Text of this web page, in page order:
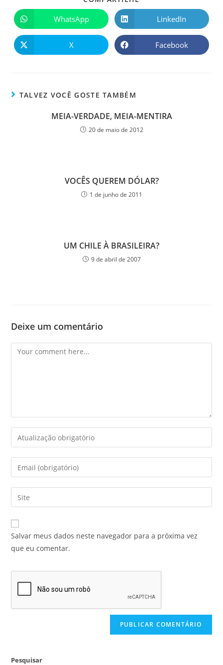
WhatsApp LinkedIn
X Facebook
TALVEZ VOCÊ GOSTE TAMBÉM
MEIA-VERDADE, MEIA-MENTIRA
20 de maio de 2012
VOCÊS QUEREM DÓLAR?
1 de junho de 2011
UM CHILE À BRASILEIRA?
9 de abril de 2007
Deixe um comentário
Salvar meus dados neste navegador para a próxima vez
que eu comentar.
Pesquisar